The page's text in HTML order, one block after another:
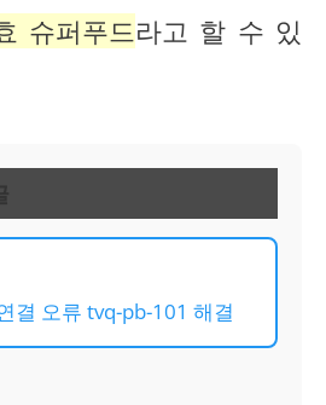
슈퍼푸드라고 할 수 있
결 오류 tvq-pb-101 해결